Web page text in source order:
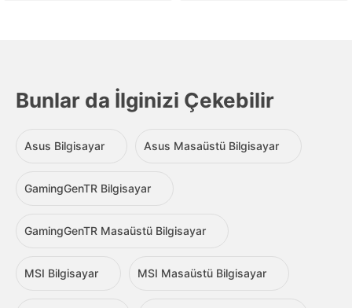
Bunlar da İlginizi Çekebilir
Asus Bilgisayar Asus Masaüstü Bilgisayar
GamingGenTR Bilgisayar
GamingGenTR Masaüstü Bilgisayar
MSI Bilgisayar MSI Masaüstü Bilgisayar